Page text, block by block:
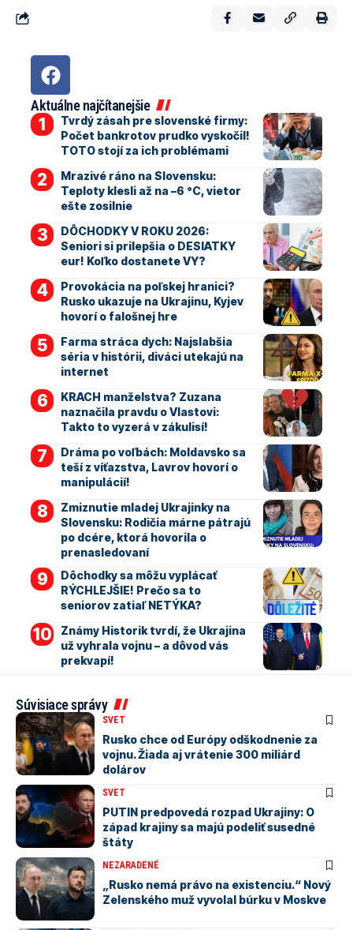
Aktuálne najčítanejšie
Tvrdý zásah pre slovenské firmy:
Počet bankrotov prudko vyskočil!
TOTO stojí za ich problémami
Mrazivé ráno na Slovensku:
Teploty klesli až na –6 °C, vietor
ešte zosilnie
DÔCHODKY V ROKU 2026:
Seniori si prilepšia o DESIATKY
eur! Koľko dostanete VY?
Provokácia na poľskej hranici?
Rusko ukazuje na Ukrajinu, Kyjev
hovorí o falošnej hre
Farma stráca dych: Najslabšia
séria v histórii, diváci utekajú na
internet
KRACH manželstva? Zuzana
naznačila pravdu o Vlastovi:
Takto to vyzerá v zákulisí!
Dráma po voľbách: Moldavsko sa
teší z víťazstva, Lavrov hovorí o
manipulácií!
Zmiznutie mladej Ukrajinky na
Slovensku: Rodičia márne pátrajú
po dcére, ktorá hovorila o
prenasledovaní
Dôchodky sa môžu vyplácať
RÝCHLEJŠIE! Prečo sa to
seniorov zatiaľ NETÝKA?
Známy Historik tvrdí, že Ukrajina
už vyhrala vojnu – a dôvod vás
prekvapí!
Súvisiace správy
SVET
Rusko chce od Európy odškodnenie za
vojnu. Žiada aj vrátenie 300 miliárd
dolárov
SVET
PUTIN predpovedá rozpad Ukrajiny: O
západ krajiny sa majú podeliť susedné
štáty
NEZARADENÉ
„Rusko nemá právo na existenciu.“ Nový
Zelenského muž vyvolal búrku v Moskve